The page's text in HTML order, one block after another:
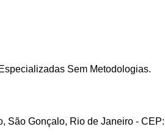
Sem Metodologias.
São Gonçalo, Rio de Janeiro -